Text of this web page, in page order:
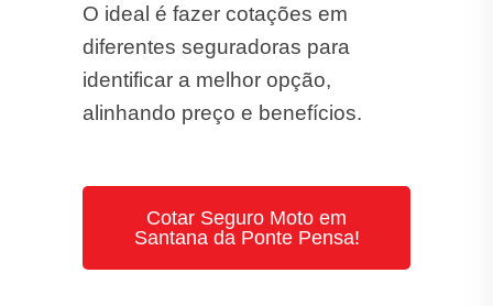
O ideal é fazer cotações em
diferentes seguradoras para
identificar a melhor opção,
alinhando preço e benefícios.
Cotar Seguro Moto em
Santana da Ponte Pensa!